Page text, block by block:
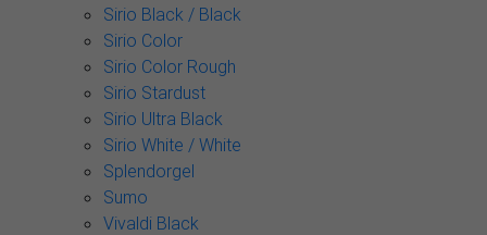
Sirio Black / Black
Sirio Color
Sirio Color Rough
Sirio Stardust
Sirio Ultra Black
Sirio White / White
Splendorgel
Sumo
Vivaldi Black